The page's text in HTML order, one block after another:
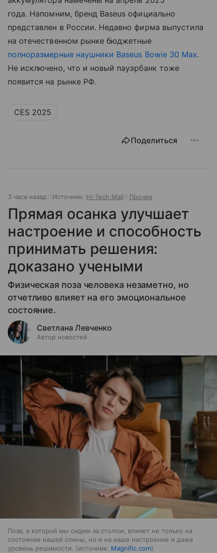
года. Напомним, бренд Baseus официально
представлен в России. Недавно фирма выпустила
на отечественном рынке бюджетные
полноразмерные наушники Baseus Bowie 30 Max.
Не исключено, что и новый пауэрбанк тоже
появится на рынке РФ.
CES 2025
Поделиться
3 часа назад Источник: Hi-Tech Mail Прочее
Прямая осанка улучшает
настроение и способность
принимать решения:
доказано учеными
Физическая поза человека незаметно, но
отчетливо влияет на его эмоциональное
состояние.
Светлана Левченко
Автор новостей
Поза, в которой мы сидим за столом, влияет не только на
состояние нашей спины, но и на наше настроение и даже
уровень решимости.
источник: Magnific.com